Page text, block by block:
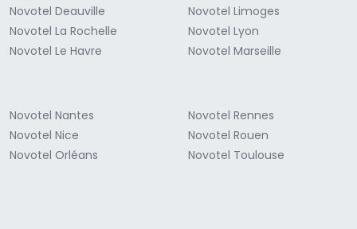
Novotel Deauville
Novotel La Rochelle
Novotel Le Havre
Novotel Limoges
Novotel Lyon
Novotel Marseille
Novotel Nantes
Novotel Nice
Novotel Orléans
Novotel Rennes
Novotel Rouen
Novotel Toulouse